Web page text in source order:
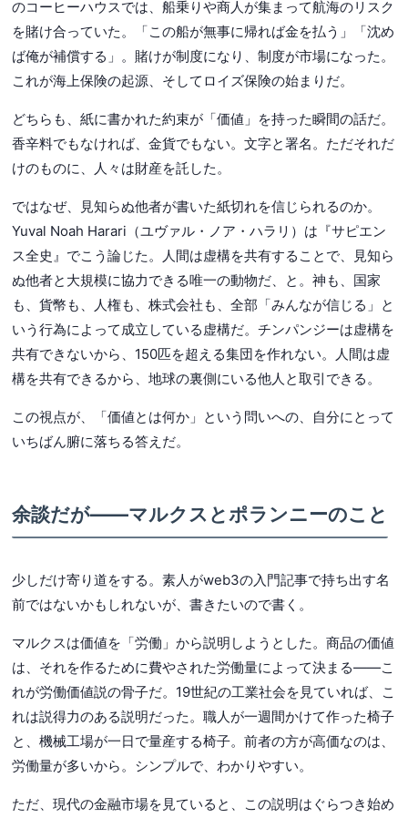
のコーヒーハウスでは、船乗りや商人が集まって航海のリスク
を賭け合っていた。「この船が無事に帰れば金を払う」「沈め
ば俺が補償する」。賭けが制度になり、制度が市場になった。
これが海上保険の起源、そしてロイズ保険の始まりだ。
どちらも、紙に書かれた約束が「価値」を持った瞬間の話だ。
香辛料でもなければ、金貨でもない。文字と署名。ただそれだ
けのものに、人々は財産を託した。
ではなぜ、見知らぬ他者が書いた紙切れを信じられるのか。
Yuval Noah Harari（ユヴァル・ノア・ハラリ）は『サピエン
ス全史』でこう論じた。人間は虚構を共有することで、見知ら
ぬ他者と大規模に協力できる唯一の動物だ、と。神も、国家
も、貨幣も、人権も、株式会社も、全部「みんなが信じる」と
いう行為によって成立している虚構だ。チンパンジーは虚構を
共有できないから、150匹を超える集団を作れない。人間は虚
構を共有できるから、地球の裏側にいる他人と取引できる。
この視点が、「価値とは何か」という問いへの、自分にとって
いちばん腑に落ちる答えだ。
余談だが——マルクスとポランニーのこと
少しだけ寄り道をする。素人がweb3の入門記事で持ち出す名
前ではないかもしれないが、書きたいので書く。
マルクスは価値を「労働」から説明しようとした。商品の価値
は、それを作るために費やされた労働量によって決まる——こ
れが労働価値説の骨子だ。19世紀の工業社会を見ていれば、こ
れは説得力のある説明だった。職人が一週間かけて作った椅子
と、機械工場が一日で量産する椅子。前者の方が高価なのは、
労働量が多いから。シンプルで、わかりやすい。
ただ、現代の金融市場を見ていると、この説明はぐらつき始め